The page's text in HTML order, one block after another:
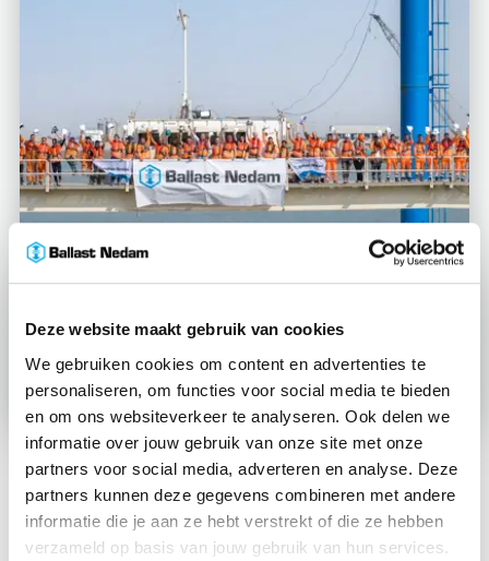
Deze website maakt gebruik van cookies
We gebruiken cookies om content en advertenties te
personaliseren, om functies voor social media te bieden
en om ons websiteverkeer te analyseren. Ook delen we
informatie over jouw gebruik van onze site met onze
partners voor social media, adverteren en analyse. Deze
partners kunnen deze gegevens combineren met andere
informatie die je aan ze hebt verstrekt of die ze hebben
verzameld op basis van jouw gebruik van hun services.
Werken in de woestijn
Een zeer specialistisch project dus, maar ook de
locatie brengt de nodige uitdaging met zich mee.